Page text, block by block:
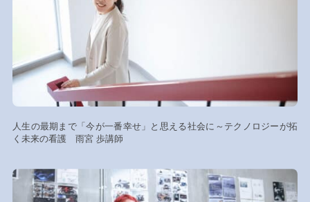
人生の最期まで「今が一番幸せ」と思える社会に～テクノロジーが拓
く未来の看護 雨宮 歩講師